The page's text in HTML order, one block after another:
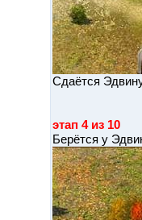
Сдаётся
этап 4 из 10
Берётся у